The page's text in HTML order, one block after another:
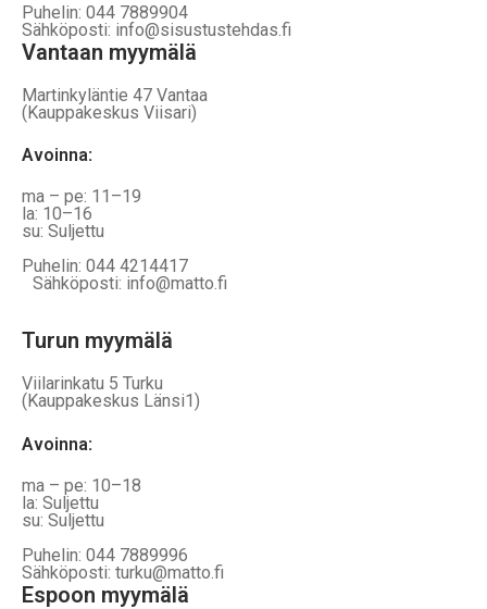
Puhelin: 044 7889904
Sähköposti: info@sisustustehdas.fi
Vantaan myymälä
Martinkyläntie 47 Vantaa
(Kauppakeskus Viisari)
Avoinna:
ma – pe: 11–19
la: 10–16
su: Suljettu
Puhelin: 044 4214417
Sähköposti: info@matto.fi
Turun myymälä
Viilarinkatu 5 Turku
(Kauppakeskus Länsi1)
Avoinna:
ma – pe: 10–18
la: Suljettu
su: Suljettu
Puhelin: 044 7889996
Sähköposti: turku@matto.fi
Espoon myymälä